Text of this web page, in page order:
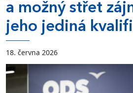
a možný střet
jeho jediná
18. června 2026